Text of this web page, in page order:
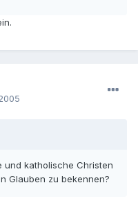
und katholische Christen
Glauben zu bekennen?